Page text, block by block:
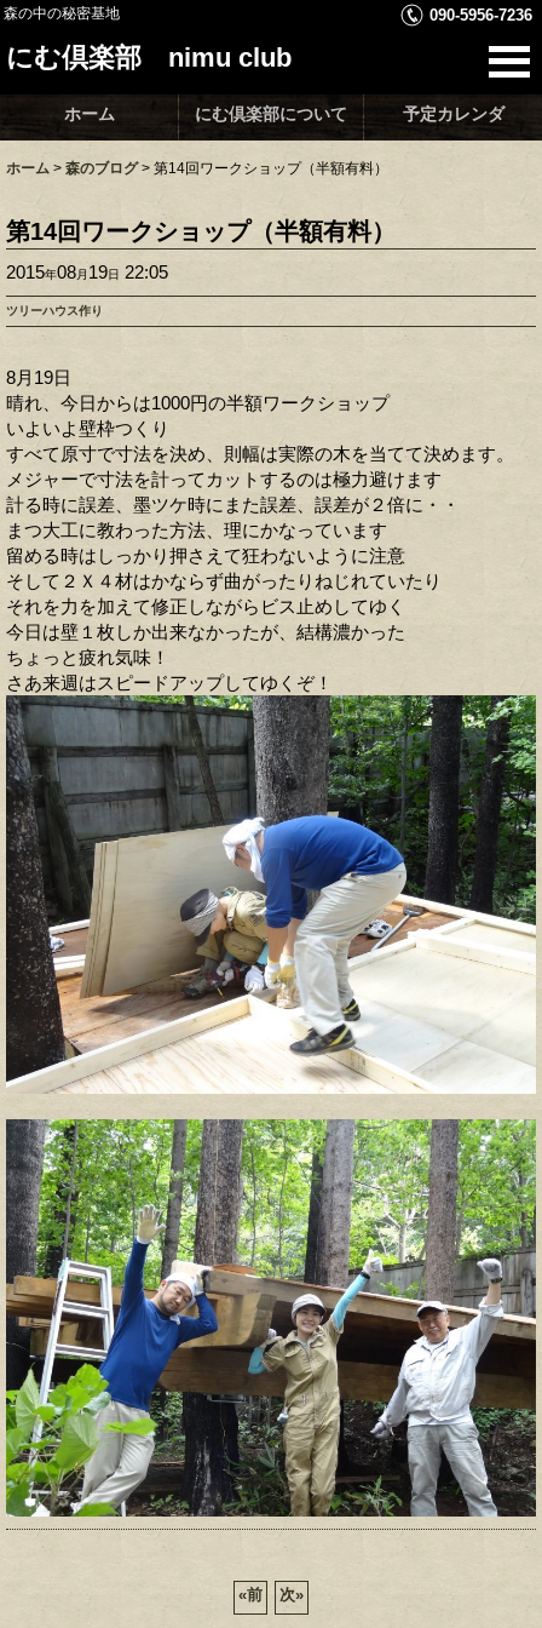
森の中の秘密基地 090-5956-7236
にむ倶楽部 nimu club
ホーム にむ倶楽部について 予定カレンダ
ホーム > 森のブログ > 第14回ワークショップ（半額有料）
第14回ワークショップ（半額有料）
2015年08月 19日 22:05
ツリーハウス作り
8月19日
晴れ、今日からは1000円の半額ワークショップ
いよいよ壁枠つくり
すべて原寸で寸法を決め、則幅は実際の木を当てて決めます。
メジャーで寸法を計ってカットするのは極力避けます
計る時に誤差、墨ツケ時にまた誤差、誤差が２倍に・・
まつ大工に教わった方法、理にかなっています
留める時はしっかり押さえて狂わないように注意
そして２Ｘ４材はかならず曲がったりねじれていたり
それを力を加えて修正しながらビス止めしてゆく
今日は壁１枚しか出来なかったが、結構濃かった
ちょっと疲れ気味！
さあ来週はスピードアップしてゆくぞ！
«前 次»